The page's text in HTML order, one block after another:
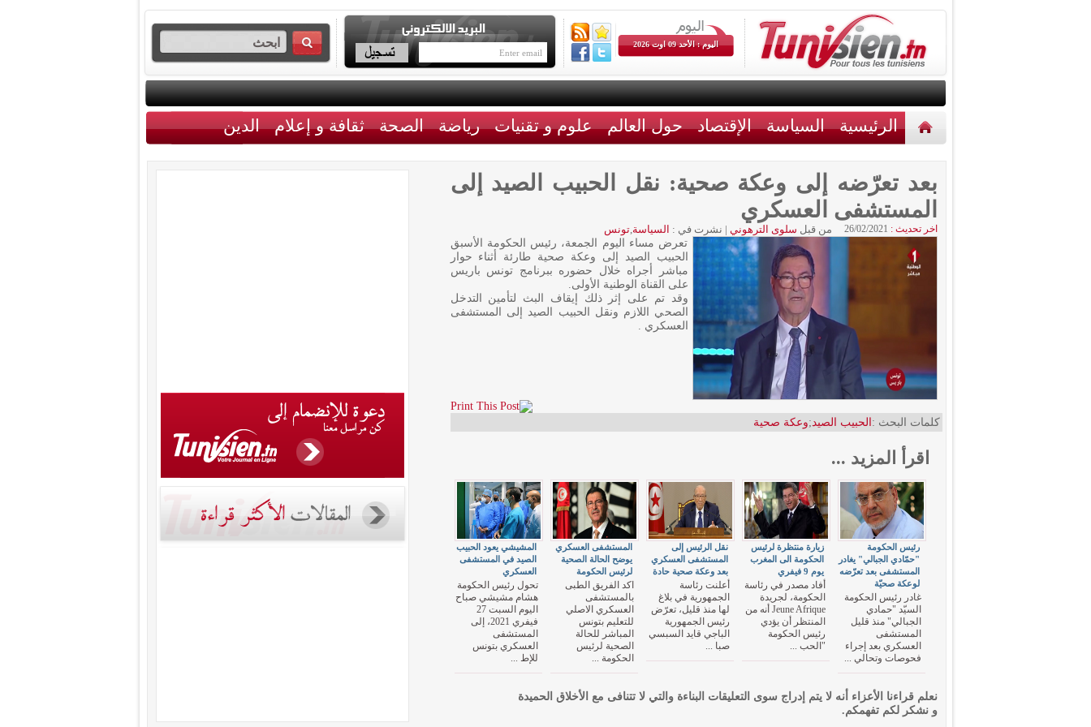
اليوم : الأحد 09 اوت 2026
الرئيسية السياسة الإقتصاد حول العالم علوم و تقنيات رياضة الصحة ثقافة و إعلام الدين
بعد تعرّضه إلى وعكة صحية: نقل الحبيب الصيد إلى
المستشفى العسكري
اخر تحديث : من قبل سلوى الترهوني | نشرت في : السياسة,تونس
تعرض مساء اليوم الجمعة، رئيس الحكومة الأسبق
الحبيب الصيد إلى وعكة صحية طارئة أثناء حوار
مباشر أجراه خلال حضوره ببرنامج تونس باريس
على القناة الوطنية الأولى.
وقد تم على إثر ذلك إيقاف البث لتأمين التدخل
الصحي اللازم ونقل الحبيب الصيد إلى المستشفى
العسكري .
كلمات البحث : الحبيب الصيد;وعكة صحية
اقرأ المزيد ...
المشيشي يعود الحبيب
الصيد في المستشفى
العسكري
تحول رئيس الحكومة
هشام مشيشي صباح
اليوم السبت 27
فيفري 2021، إلى
المستشفى
العسكري بتونس
للإط ...
المستشفى العسكري
يوضح الحالة الصحية
لرئيس الحكومة
اكد الفريق الطبى
بالمستشفى
العسكري الاصلي
للتعليم بتونس
المباشر للحالة
الصحية لرئيس
الحكومة ...
نقل الرئيس إلى
المستشفى العسكري
بعد وعكة صحية حادة
أعلنت رئاسة
الجمهورية في بلاغ
لها منذ قليل، تعرّض
رئيس الجمهورية
الباجي قايد السبسي
صبا ...
زيارة منتظرة لرئيس
الحكومة الى المغرب
يوم 9 فيفري
أفاد مصدر في رئاسة
الحكومة، لجريدة
Jeune Afrique أنه من
المنتظر أن يؤدي
رئيس الحكومة
"الحب ...
رئيس الحكومة
"حمّادي الجبالي" يغادر
المستشفى بعد تعرّضه
لوعكة صحيّة
غادر رئيس الحكومة
السيّد "حمادي
الجبالي" منذ قليل
المستشفى
العسكري بعد إجراء
فحوصات وتحالي ...
نعلم قراءنا الأعزاء أنه لا يتم إدراج سوى التعليقات البناءة والتي لا تتنافى مع الأخلاق الحميدة
و نشكر لكم تفهمكم.